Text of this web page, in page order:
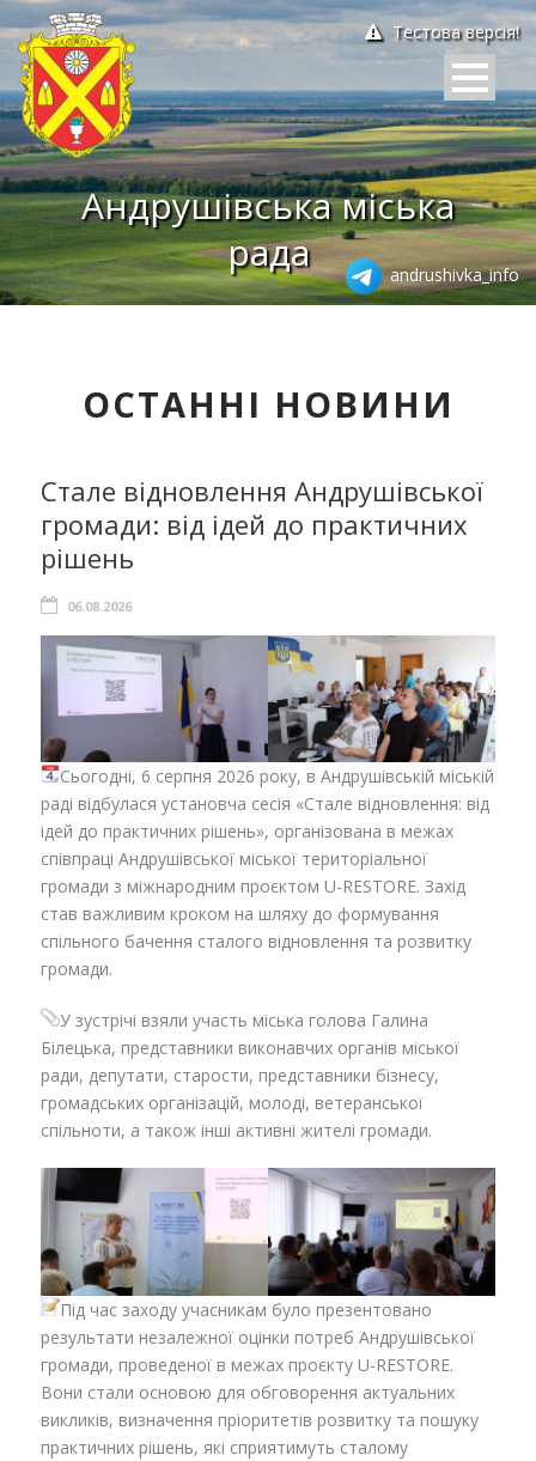
Тестова версія!
Андрушівська міська
рада
andrushivka_info
ОСТАННІ НОВИНИ
Стале відновлення Андрушівської
громади: від ідей до практичних
рішень
06.08.2026
Сьогодні, 6 серпня 2026 року, в Андрушівській міській
раді відбулася установча сесія «Стале відновлення: від
ідей до практичних рішень», організована в межах
співпраці Андрушівської міської територіальної
громади з міжнародним проєктом U-RESTORE. Захід
став важливим кроком на шляху до формування
спільного бачення сталого відновлення та розвитку
громади.
У зустрічі взяли участь міська голова Галина
Білецька, представники виконавчих органів міської
ради, депутати, старости, представники бізнесу,
громадських організацій, молоді, ветеранської
спільноти, а також інші активні жителі громади.
Під час заходу учасникам було презентовано
результати незалежної оцінки потреб Андрушівської
громади, проведеної в межах проєкту U-RESTORE.
Вони стали основою для обговорення актуальних
викликів, визначення пріоритетів розвитку та пошуку
практичних рішень, які сприятимуть сталому